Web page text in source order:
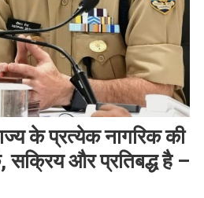
के प्रत्येक नागरिक की
सक्रिय और प्रतिबद्ध है –